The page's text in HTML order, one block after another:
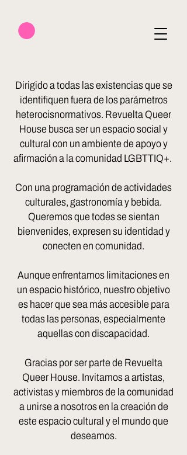
Dirigido a todas las existencias que se
identifiquen fuera de los parámetros
heterocisnormativos. Revuelta Queer
House busca ser un espacio social y
cultural con un ambiente de apoyo y
afirmación a la comunidad LGBTTIQ+.
Con una programación de actividades
culturales, gastronomía y bebida.
Queremos que todes se sientan
bienvenides, expresen su identidad y
conecten en comunidad.
Aunque enfrentamos limitaciones en
un espacio histórico, nuestro objetivo
es hacer que sea más accesible para
todas las personas, especialmente
aquellas con discapacidad.
Gracias por ser parte de Revuelta
Queer House. Invitamos a artistas,
activistas y miembros de la comunidad
a unirse a nosotros en la creación de
este espacio cultural y el mundo que
deseamos.